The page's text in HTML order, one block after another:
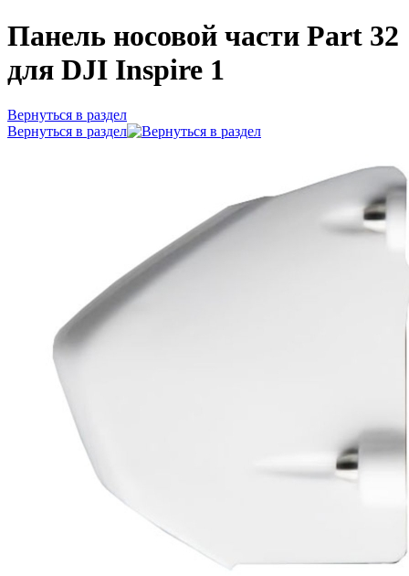
Панель носовой части Part 32
для DJI Inspire 1
Вернуться в раздел
Вернуться в раздел